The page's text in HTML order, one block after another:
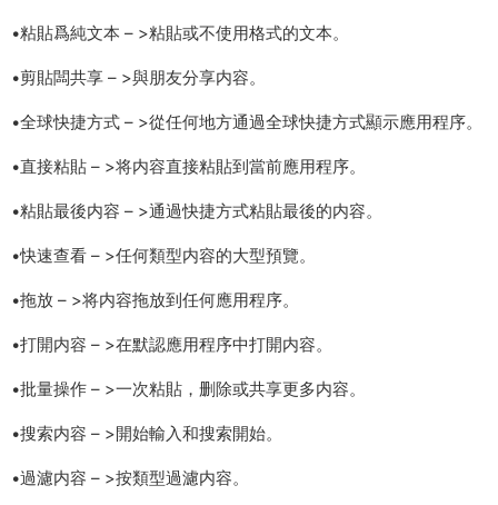
•粘貼爲純文本 – >粘貼或不使用格式的文本。
•剪貼闆共享 – >與朋友分享内容。
•全球快捷方式 – >從任何地方通過全球快捷方式顯示應用程序。
•直接粘貼 – >将内容直接粘貼到當前應用程序。
•粘貼最後内容 – >通過快捷方式粘貼最後的内容。
•快速查看 – >任何類型内容的大型預覽。
•拖放 – >将内容拖放到任何應用程序。
•打開内容 – >在默認應用程序中打開内容。
•批量操作 – >一次粘貼，删除或共享更多内容。
•搜索内容 – >開始輸入和搜索開始。
•過濾内容 – >按類型過濾内容。